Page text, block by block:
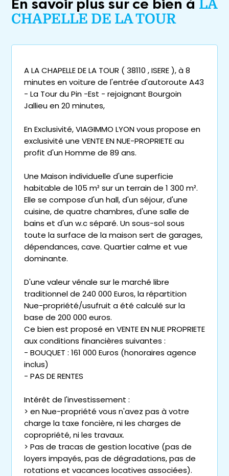
En savoir plus sur ce bien à LA
CHAPELLE DE LA TOUR
A LA CHAPELLE DE LA TOUR ( 38110 , ISERE ), à 8
minutes en voiture de l'entrée d'autoroute A43
- La Tour du Pin -Est - rejoignant Bourgoin
Jallieu en 20 minutes,
En Exclusivité, VIAGIMMO LYON vous propose en
exclusivité une VENTE EN NUE-PROPRIETE au
profit d'un Homme de 89 ans.
Une Maison individuelle d'une superficie
habitable de 105 m² sur un terrain de 1 300 m².
Elle se compose d'un hall, d'un séjour, d'une
cuisine, de quatre chambres, d'une salle de
bains et d'un w.c séparé. Un sous-sol sous
toute la surface de la maison sert de garages,
dépendances, cave. Quartier calme et vue
dominante.
D'une valeur vénale sur le marché libre
traditionnel de 240 000 Euros, la répartition
Nue-propriété/usufruit a été calculé sur la
base de 200 000 euros.
Ce bien est proposé en VENTE EN NUE PROPRIETE
aux conditions financières suivantes :
- BOUQUET : 161 000 Euros (honoraires agence
inclus)
- PAS DE RENTES
Intérêt de l'investissement :
> en Nue-propriété vous n'avez pas à votre
charge la taxe foncière, ni les charges de
copropriété, ni les travaux.
> Pas de tracas de gestion locative (pas de
loyers impayés, pas de dégradations, pas de
rotations et vacances locatives associées).